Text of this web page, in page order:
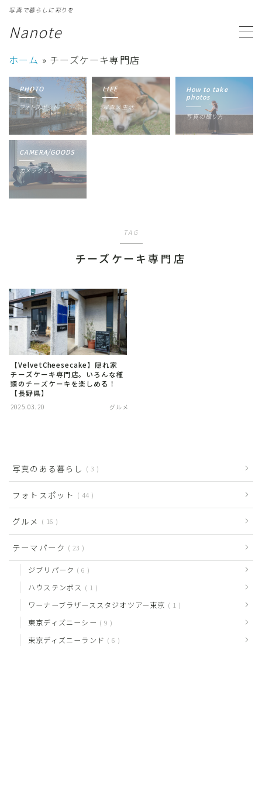
Nanote
写真で暮らしに彩りを
MENU
カテゴリ一覧 Category
写真ギャラリー Gallery
プロフィール
ホーム » チーズケーキ専門店
フォトスポット
PHOTO
写真×生活
LIFE
写真の撮り方
How to take
photos
カメラグッズ
CAMERA/GOODS
TAG
チーズケーキ専門店
【VelvetCheesecake】隠れ家
チーズケーキ専門店。いろんな種
類のチーズケーキを楽しめる！
【長野県】
2025.03.20 グルメ
写真のある暮らし 3
フォトスポット 44
グルメ 16
テーマパーク 23
ジブリパーク 6
ハウステンボス 1
ワーナーブラザーススタジオツアー東京 1
東京ディズニーシー 9
東京ディズニーランド 6